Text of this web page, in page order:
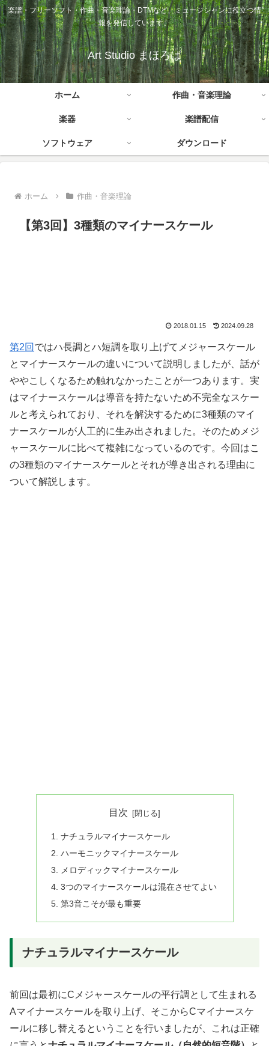
楽譜・フリーソフト・作曲・音楽理論・DTMなど、ミュージシャンに役立つ情
報を発信しています。
Art Studio まほろば
ホーム 作曲・音楽理論
楽器 楽譜配信
ソフトウェア ダウンロード
ホーム 作曲・音楽理論
【第3回】3種類のマイナースケール
2018.01.15 2024.09.28
第2回 ではハ長調とハ短調を取り上げてメジャースケール
とマイナースケールの違いについて説明しましたが、話が
ややこしくなるため触れなかったことが一つあります。実
はマイナースケールは導音を持たないため不完全なスケー
ルと考えられており、それを解決するために3種類のマイ
ナースケールが人工的に生み出されました。そのためメジ
ャースケールに比べて複雑になっているのです。今回はこ
の3種類のマイナースケールとそれが導き出される理由に
ついて解説します。
目次
ナチュラルマイナースケール
ハーモニックマイナースケール
メロディックマイナースケール
3つのマイナースケールは混在させてよい
第3音こそが最も重要
ナチュラルマイナースケール
前回は最初にCメジャースケールの平行調として生まれる
Aマイナースケールを取り上げ、そこからCマイナースケ
ールに移し替えるということを行いましたが、これは正確